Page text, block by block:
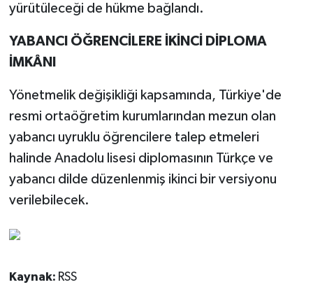
yürütüleceği de hükme bağlandı.
YABANCI ÖĞRENCİLERE İKİNCİ DİPLOMA
İMKÂNI
Yönetmelik değişikliği kapsamında, Türkiye'de
resmi ortaöğretim kurumlarından mezun olan
yabancı uyruklu öğrencilere talep etmeleri
halinde Anadolu lisesi diplomasının Türkçe ve
yabancı dilde düzenlenmiş ikinci bir versiyonu
verilebilecek.
Kaynak: RSS